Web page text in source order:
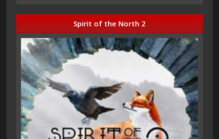
Spirit of the North 2